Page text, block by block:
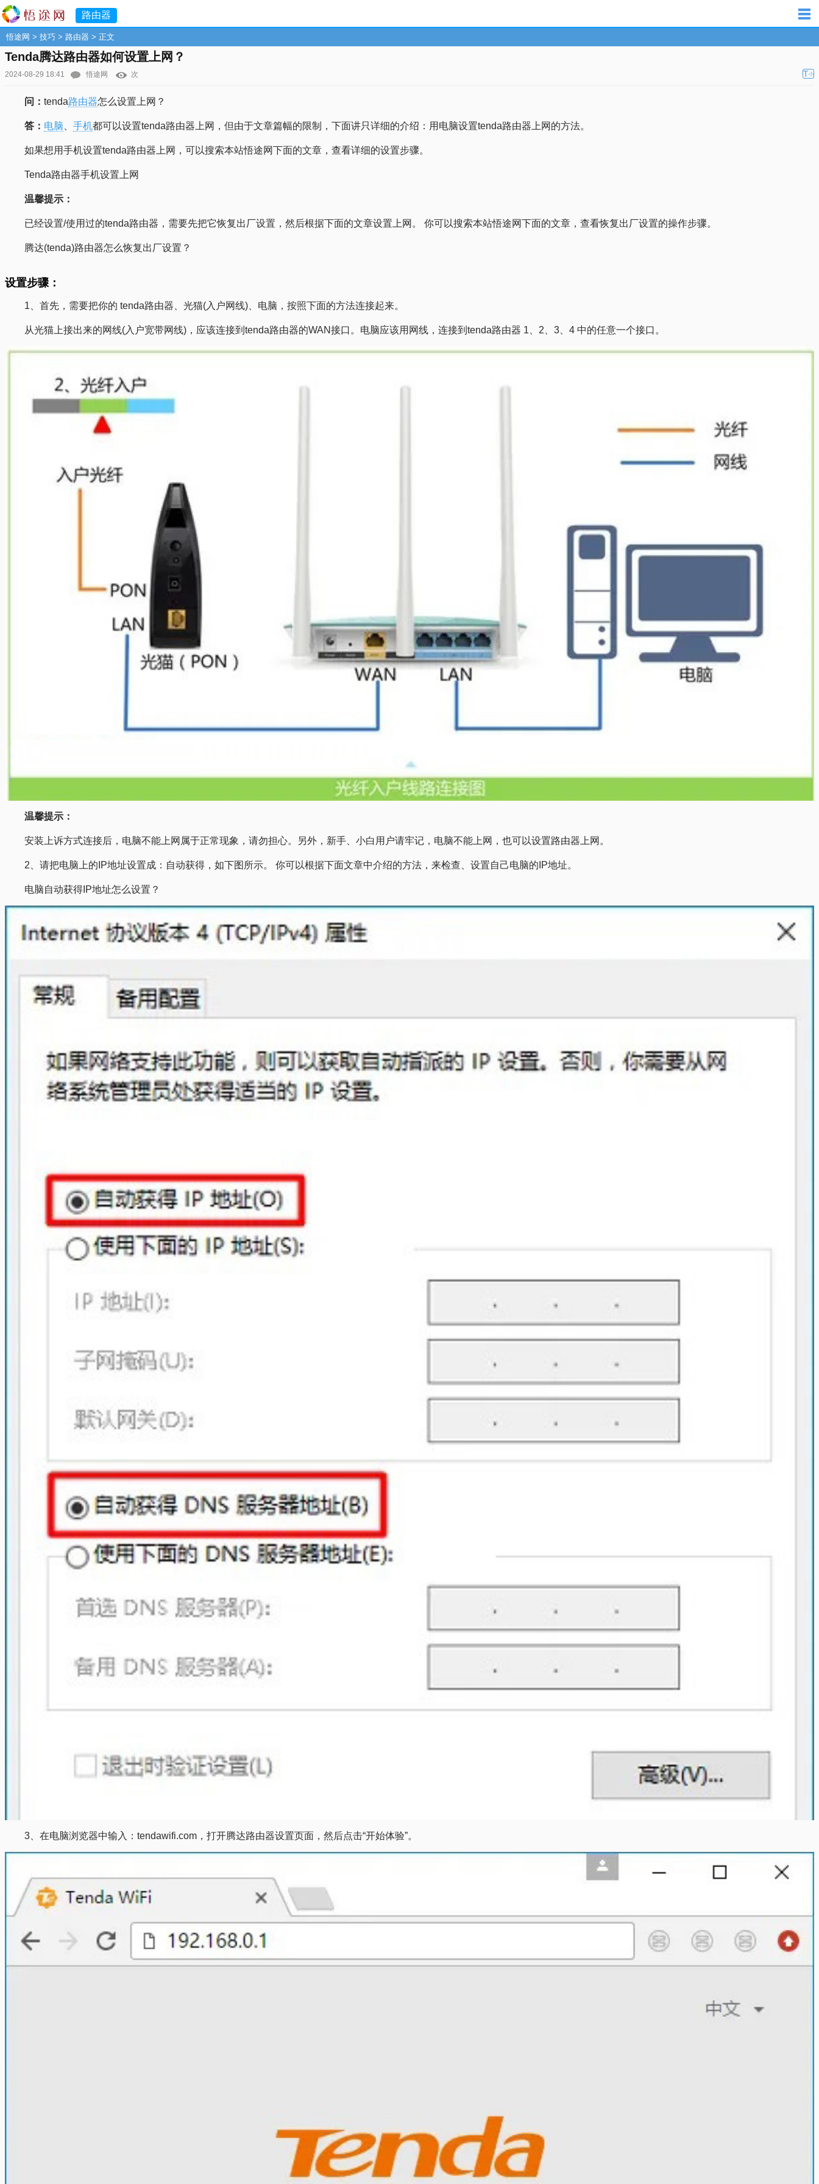
路由器
悟途网 > 技巧 > 路由器 > 正文
Tenda腾达路由器如何设置上网？
2024-08-29 18:41 悟途网 次 T小
问： tenda路由器怎么设置上网？
答： 电脑 手机都可以设置tenda路由器上网，但由于文章篇幅的限制，下面讲只详细的介绍：用电脑设置tenda路由器上网的方法。
如果想用手机设置tenda路由器上网，可以搜索本站悟途网下面的文章，查看详细的设置步骤。
Tenda路由器手机设置上网
温馨提示：
已经设置/使用过的tenda路由器，需要先把它恢复出厂设置，然后根据下面的文章设置上网。 你可以搜索本站悟途网下面的文章，查看恢复出厂设置的操作步骤。
腾达(tenda)路由器怎么恢复出厂设置？
设置步骤：
1、首先，需要把你的 tenda路由器、光猫(入户网线)、电脑，按照下面的方法连接起来。
从光猫上接出来的网线(入户宽带网线)，应该连接到tenda路由器的WAN接口。电脑应该用网线，连接到tenda路由器 1、2、3、4 中的任意一个接口。
温馨提示：
安装上诉方式连接后，电脑不能上网属于正常现象，请勿担心。另外，新手、小白用户请牢记，电脑不能上网，也可以设置路由器上网。
2、请把电脑上的IP地址设置成：自动获得，如下图所示。 你可以根据下面文章中介绍的方法，来检查、设置自己电脑的IP地址。
电脑自动获得IP地址怎么设置？
3、在电脑浏览器中输入：tendawifi.com，打开腾达路由器设置页面，然后点击“开始体验”。